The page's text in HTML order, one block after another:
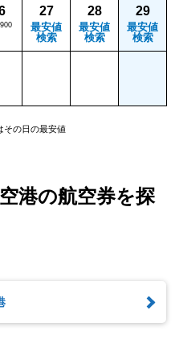
27
最安値
検索
28
最安値
検索
29
最安値
検索
その日の最安値
港の航空券を探